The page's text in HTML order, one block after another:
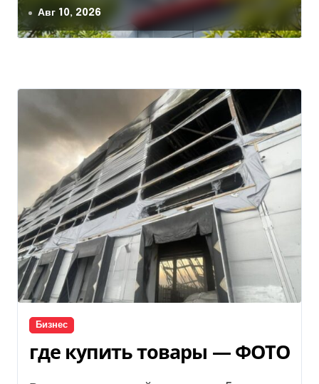
Авг 10, 2026
Бизнес
где купить товары — ФОТО